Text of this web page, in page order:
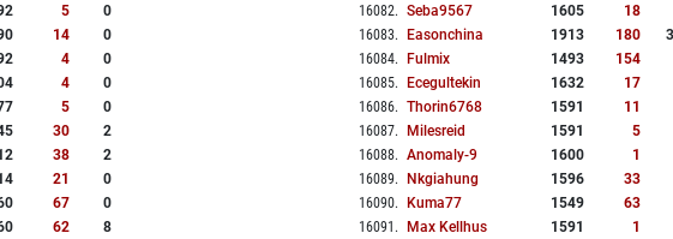
5
0
14
0
4
0
4
0
5
0
30
2
38
2
21
0
67
0
62
8
16082. Seba9567 1605 18
16083. Easonchina 1913 180
16084. Fulmix 1493 154
16085. Ecegultekin 1632 17
16086. Thorin6768 1591 11
16087. Milesreid 1591 5
16088. Anomaly-9 1600 1
16089. Nkgiahung 1596 33
16090. Kuma77 1549 63
16091 . Max Kellhus 1591 1